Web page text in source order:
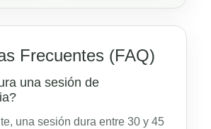
Frecuentes (FAQ)
una sesión de
una sesión dura entre 30 y 45